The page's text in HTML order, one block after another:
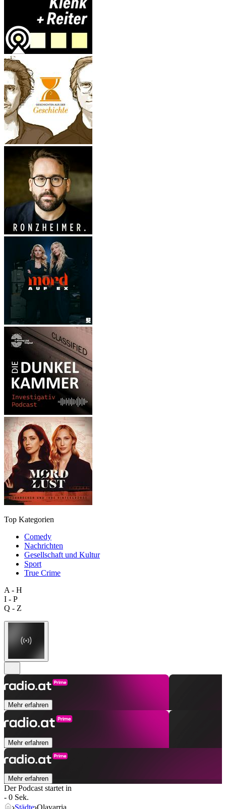
Top Kategorien
Comedy
Nachrichten
Gesellschaft und Kultur
Sport
True Crime
A - H
I - P
Q - Z
Mehr erfahren
Mehr erfahren
Mehr erfahren
Der Podcast startet in
- 0 Sek.